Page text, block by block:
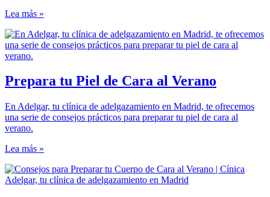
Lea más »
Prepara tu Piel de Cara al Verano
En Adelgar, tu clínica de adelgazamiento en Madrid, te ofrecemos
una serie de consejos prácticos para preparar tu piel de cara al
verano.
Lea más »